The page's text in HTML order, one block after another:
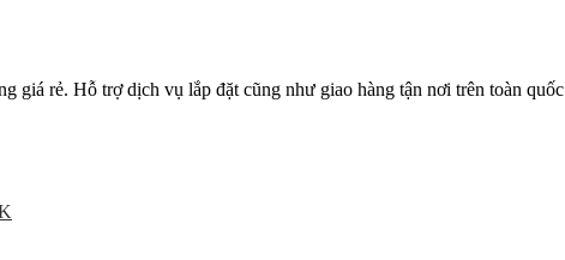
rẻ. Hỗ trợ dịch vụ lắp đặt cũng như giao hàng tận nơi trên toàn